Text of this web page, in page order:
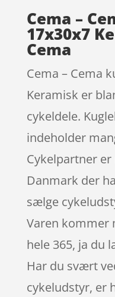
Cema –
17x30x7
Cema
Cema – Cema
Keramisk er
cykeldele.
indeholder
Cykelpartner
Danmark der
sælge
Varen kommer
hele 365, ja du
Har du svært
cykeludstyr, er